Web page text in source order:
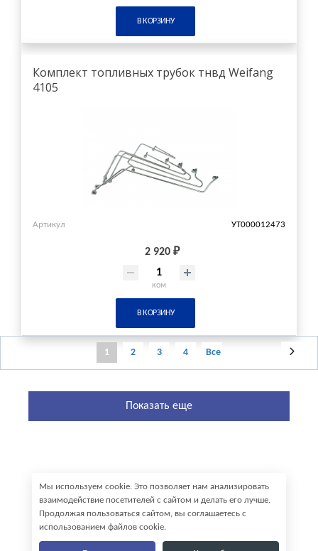
В КОРЗИНУ
Комплект топливных трубок тнвд Weifang
4105
Артикул УТ000012473
2 920 ₽
ком
В КОРЗИНУ
1 2 3 4 Все
Показать еще
Мы используем cookie. Это позволяет нам анализировать
взаимодействие посетителей с сайтом и делать его лучше.
Продолжая пользоваться сайтом, вы соглашаетесь с
использованием файлов cookie.